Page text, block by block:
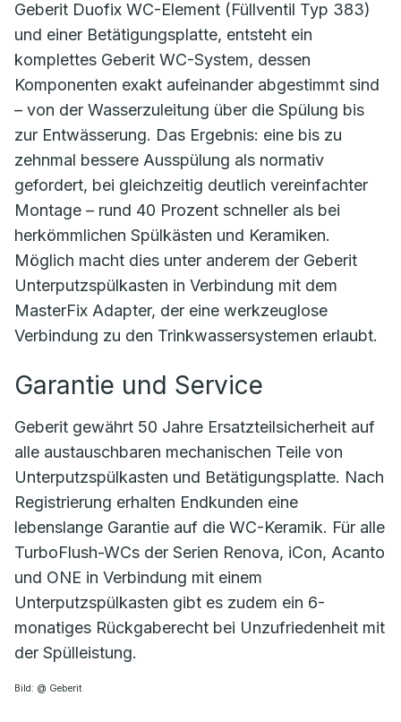
Geberit Duofix WC-Element (Füllventil Typ 383)
und einer Betätigungsplatte, entsteht ein
komplettes Geberit WC-System, dessen
Komponenten exakt aufeinander abgestimmt sind
– von der Wasserzuleitung über die Spülung bis
zur Entwässerung. Das Ergebnis: eine bis zu
zehnmal bessere Ausspülung als normativ
gefordert, bei gleichzeitig deutlich vereinfachter
Montage – rund 40 Prozent schneller als bei
herkömmlichen Spülkästen und Keramiken.
Möglich macht dies unter anderem der Geberit
Unterputzspülkasten in Verbindung mit dem
MasterFix Adapter, der eine werkzeuglose
Verbindung zu den Trinkwassersystemen erlaubt.
Garantie und Service
Geberit gewährt 50 Jahre Ersatzteilsicherheit auf
alle austauschbaren mechanischen Teile von
Unterputzspülkasten und Betätigungsplatte. Nach
Registrierung erhalten Endkunden eine
lebenslange Garantie auf die WC-Keramik. Für alle
TurboFlush-WCs der Serien Renova, iCon, Acanto
und ONE in Verbindung mit einem
Unterputzspülkasten gibt es zudem ein 6-
monatiges Rückgaberecht bei Unzufriedenheit mit
der Spülleistung.
Bild: @ Geberit